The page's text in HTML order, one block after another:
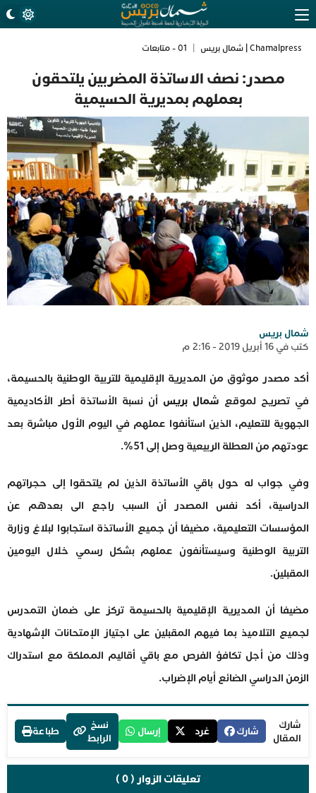
Chamalpress | شمال بريس 01 - متابعات
مصدر: نصف الاساتذة المضربين يلتحقون
بعملهم بمديرية الحسيمية
شمال بريس
كتب في 16 أبريل 2019 - 2:16 م
أكد مصدر موثوق من المديرية الإقليمية للتربية الوطنية بالحسيمة،
في تصريح لموقع شمال بريس أن نسبة الأساتذة أطر الأكاديمية
الجهوية للتعليم، الذين استأنفوا عملهم في اليوم الأول مباشرة بعد
عودتهم من العطلة الربيعية وصل إلى 51%.
وفي جواب له حول باقي الأساتذة الذين لم يلتحقوا إلى حجراتهم
الدراسية، أكد نفس المصدر أن السبب راجع الى بعدهم عن
المؤسسات التعليمية، مضيفا أن جميع الأساتذة استجابوا لبلاغ وزارة
التربية الوطنية وسيستأنفون عملهم بشكل رسمي خلال اليومين
المقبلين.
مضيفا أن المديرية الإقليمية بالحسيمة تركز على ضمان التمدرس
لجميع التلاميذ بما فيهم المقبلين على اجتياز الإمتحانات الإشهادية
وذلك من أجل تكافؤ الفرص مع باقي أقاليم المملكة مع استدراك
الزمن الدراسي الضائع أيام الإضراب.
شارك
المقال
شارك غرد إرسال
نسخ
الرابط
طباعة
تعليقات الزوار ( 0 )